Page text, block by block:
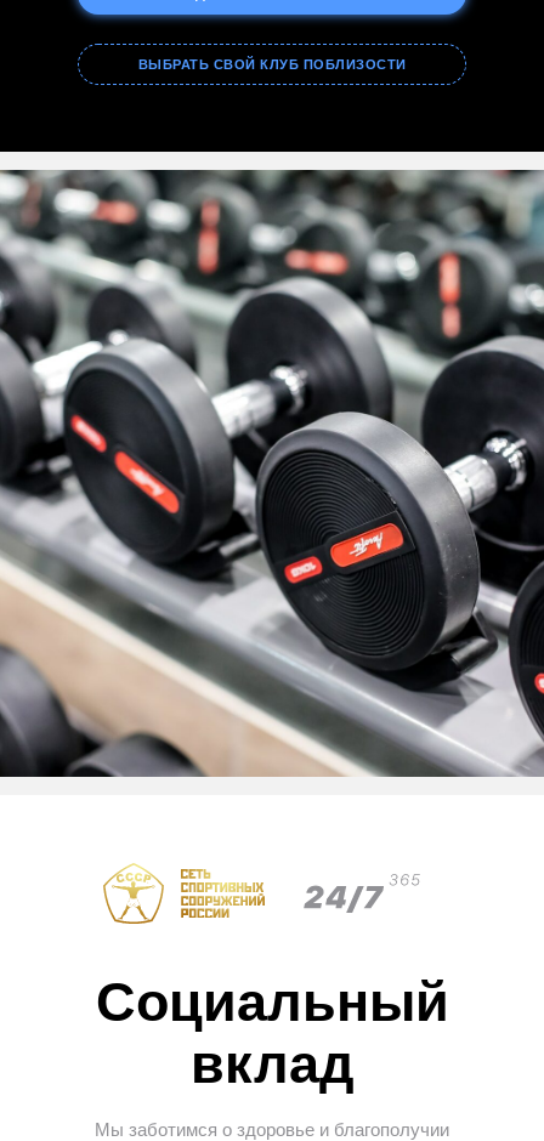
ВЫБРАТЬ СВОЙ КЛУБ ПОБЛИЗОСТИ
Социальный
вклад
Мы заботимся о здоровье и благополучии